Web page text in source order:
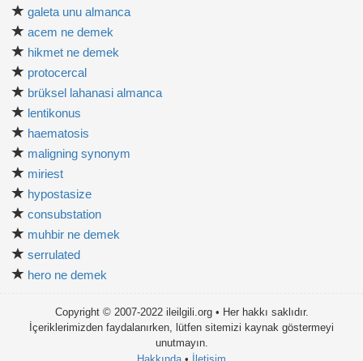
galeta unu almanca
acem ne demek
hikmet ne demek
protocercal
brüksel lahanasi almanca
lentikonus
haematosis
maligning synonym
miriest
hypostasize
consubstation
muhbir ne demek
serrulated
hero ne demek
Copyright © 2007-2022 ileilgili.org • Her hakkı saklıdır.
İçeriklerimizden faydalanırken, lütfen sitemizi kaynak göstermeyi
unutmayın.